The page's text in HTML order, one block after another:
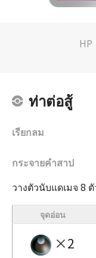
HP
ท่าต่อสู้
เรียกลม
กระจายคำสาป
วางตัวนับแดเมจ 8
จุดอ่อน
×2